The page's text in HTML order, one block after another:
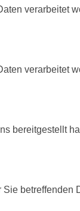
verarbeitet
verarbeitet
bereitgestellt